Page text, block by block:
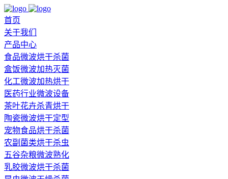
首页
关于我们
产品中心
食品微波烘干杀菌
盒饭微波加热灭菌
化工微波加热烘干
医药行业微波设备
茶叶花卉杀青烘干
陶瓷微波烘干定型
宠物食品烘干杀菌
农副菌类烘干杀虫
五谷杂粮微波熟化
乳胶微波烘干杀菌